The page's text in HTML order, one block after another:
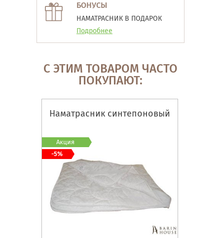
БОНУСЫ
НАМАТРАСНИК В ПОДАРОК
Подробнее
С ЭТИМ ТОВАРОМ ЧАСТО
ПОКУПАЮТ:
Наматрасник синтепоновый
Акция
-5%